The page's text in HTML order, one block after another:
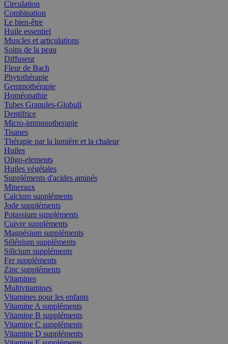
Circulation
Combination
Le bien-être
Huile essentiel
Muscles et articulations
Soins de la peau
Diffuseur
Fleur de Bach
Phytothérapie
Gemmothérapie
Homéopathie
Tubes Granules-Globuli
Dentifrice
Micro-immunotherapie
Tisanes
Thérapie par la lumière et la chaleur
Huiles
Oligo-elements
Huiles végétales
Suppléments d'acides aminés
Mineraux
Calcium suppléments
Jode suppléments
Potassium suppléments
Cuivre suppléments
Magnésium suppléments
Sélénium suppléments
Silicium suppléments
Fer suppléments
Zinc suppléments
Vitamines
Multivitamines
Vitamines pour les enfants
Vitamine A suppléments
Vitamine B suppléments
Vitamine C suppléments
Vitamine D suppléments